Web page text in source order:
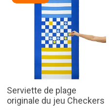
Serviette de plage
originale du jeu Checkers